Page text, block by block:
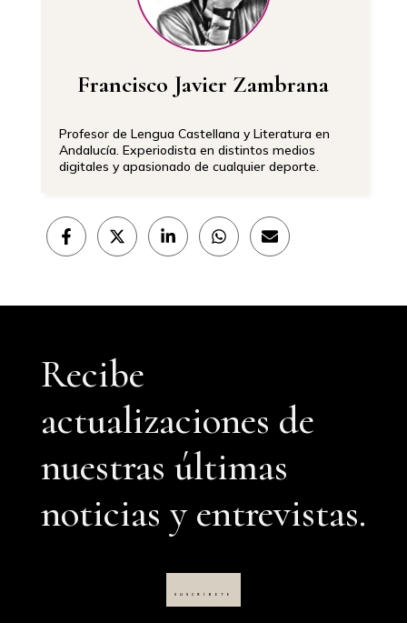
Francisco Javier Zambrana
Profesor de Lengua Castellana y Literatura en
Andalucía. Experiodista en distintos medios
digitales y apasionado de cualquier deporte.
Compartir
en
Compartir
en
Compartir
en
Compartir
en
Compartir
en
Recibe
actualizaciones de
nuestras últimas
noticias y entrevistas.
SUSCRÍBETE